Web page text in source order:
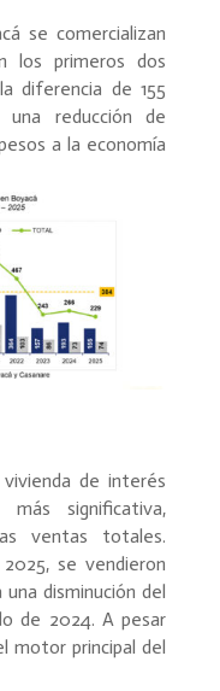
se comercializan
los primeros dos
diferencia de 155
una reducción de
a la economía
de interés
significativa,
ventas totales.
se vendieron
una disminución del
de 2024. A pesar
motor principal del